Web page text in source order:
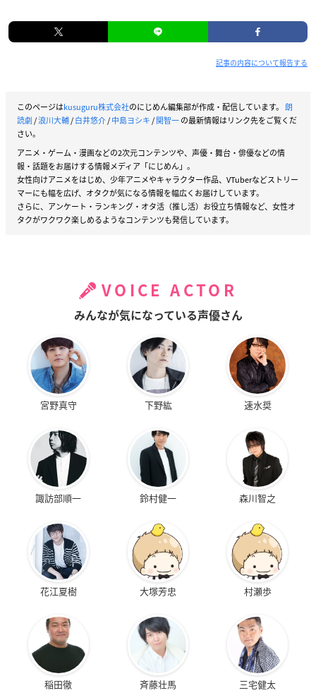
READING MUSEUM「デッドロックド・デリヴァ
リーズ～百万探偵都市の殺人宅配（マーダーオー
ダー ）～」
【スタッフ】
原作：READING MUSEUM 「デッドロックド・デリヴァリーズ
～百万探偵都市の殺人宅配 ～」
脚本：amphibian
クリエイティブプロデュース：星海社
主催：READING MUSEUM 「 デッドロック ド・デリヴァリーズ
～百万探偵都市の殺人宅配 」 製作委員会
【配信チケット情報】
2days プレミアムチケット
・チケット価格：9,990 円（税込み）
・全公演視聴可能
1day プレミアムチケット
・チケット価格：5,800 円（税込み）
・1月30日(日)昼の部・夜の部、または2月6日(日)昼の部・夜の
部のどちらか1日2公演が視聴可能
シングルチケット
・チケット価格：3,400 円（税込み）
※dTV 会員限定価格2,400 円（税込み）
部のうち1公演が視聴可能
・選択した公演のアフタートークが視聴可能
＜配信チケット販売スケジュール＞
・2days プレミアムチケット/1day プレミアムチケット/シング
記事の内容について報告する
このページはkusuguru株式会社のにじめん編集部が作成・配信しています。 朗
読劇/浪川大輔/白井悠介/中島ヨシキ/関智一の最新情報はリンク先をご覧くだ
さい。
アニメ・ゲーム・漫画などの2次元コンテンツや、声優・舞台・俳優などの情
報・話題をお届けする情報メディア「にじめん」。
女性向けアニメをはじめ、少年アニメやキャラクター作品、VTuberなどストリー
マーにも幅を広げ、オタクが気になる情報を幅広くお届けしています。
さらに、アンケート・ランキング・オタ活（推し活）お役立ち情報など、女性オ
タクがワクワク楽しめるようなコンテンツも発信しています。
VOICE ACTOR
みんなが気になっている声優さん
宮野真守 下野紘 速水奨
諏訪部順一 鈴村健一 森川智之
花江夏樹 大塚芳忠 村瀬歩
稲田徹 斉藤壮馬 三宅健太